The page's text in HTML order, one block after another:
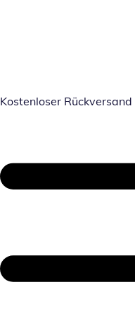
Kostenloser Rückversand